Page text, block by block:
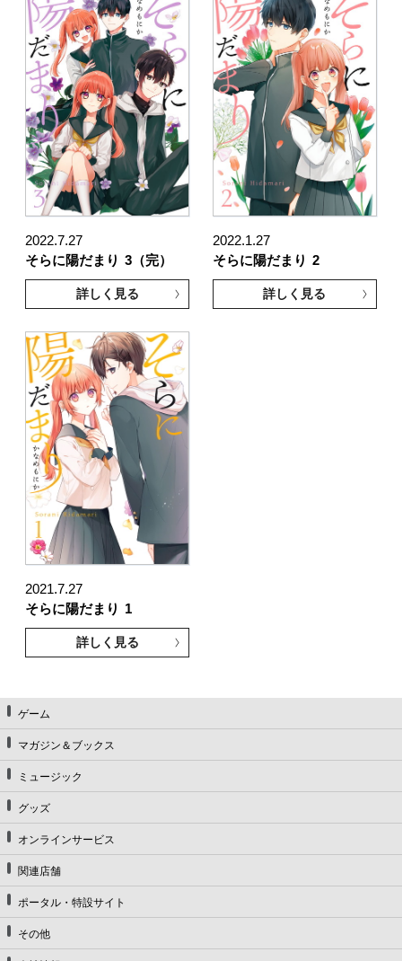
2022.7.27
そらに陽だまり 3（完）
詳しく見る
2022.1.27
そらに陽だまり 2
詳しく見る
2021.7.27
そらに陽だまり
1
詳しく見る
ゲーム
マガジン＆ブックス
ミュージック
グッズ
オンラインサービス
関連店舗
ポータル・特設サイト
その他